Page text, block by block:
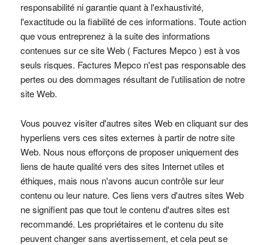
responsabilité ni garantie quant à l'exhaustivité,
l'exactitude ou la fiabilité de ces informations. Toute action
que vous entreprenez à la suite des informations
contenues sur ce site Web ( Factures Mepco) est à vos
seuls risques. Factures Mepco n'est pas responsable des
pertes ou des dommages résultant de l'utilisation de notre
site Web.
Vous pouvez visiter d'autres sites Web en cliquant sur des
hyperliens vers ces sites externes à partir de notre site
Web. Nous nous efforçons de proposer uniquement des
liens de haute qualité vers des sites Internet utiles et
éthiques, mais nous n'avons aucun contrôle sur leur
contenu ou leur nature. Ces liens vers d'autres sites Web
ne signifient pas que tout le contenu d'autres sites est
recommandé. Les propriétaires et le contenu du site
peuvent changer sans avertissement, et cela peut se